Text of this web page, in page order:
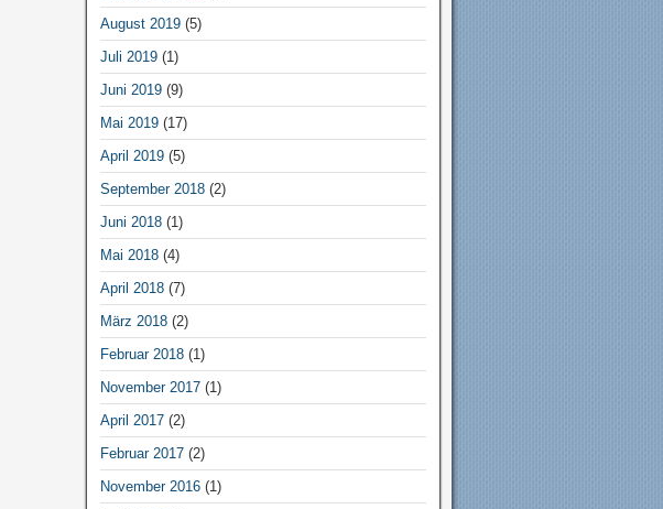
August 2019(5)
Juli 2019(1)
Juni 2019(9)
Mai 2019(17)
April 2019(5)
September 2018(2)
Juni 2018(1)
Mai 2018(4)
April 2018(7)
März 2018(2)
Februar 2018(1)
November 2017(1)
April 2017(2)
Februar 2017(2)
November 2016(1)